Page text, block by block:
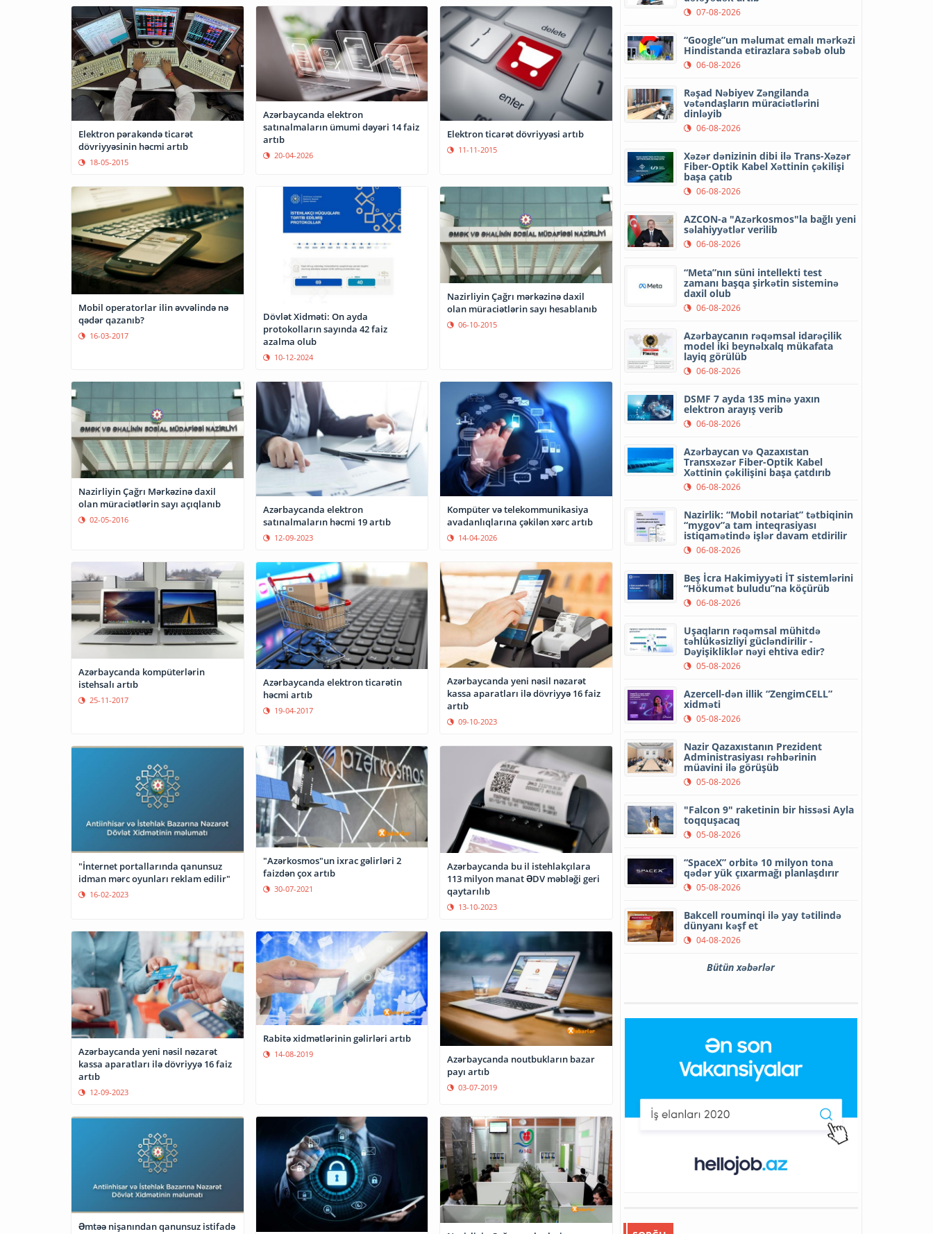
Elektron pərakəndə ticarət
dövriyyəsinin həcmi artıb
18-05-2015
Azərbaycanda elektron
satınalmaların ümumi dəyəri 14 faiz
artıb
20-04-2026
Elektron ticarət dövriyyəsi artıb
11-11-2015
Mobil operatorlar ilin əvvəlində nə
qədər qazanıb?
16-03-2017
Dövlət Xidməti: On ayda
protokolların sayında 42 faiz
azalma olub
10-12-2024
Nazirliyin Çağrı mərkəzinə daxil
olan müraciətlərin sayı hesablanıb
06-10-2015
Nazirliyin Çağrı Mərkəzinə daxil
olan müraciətlərin sayı açıqlanıb
02-05-2016
Azərbaycanda elektron
satınalmaların həcmi 19 artıb
12-09-2023
Kompüter və telekommunikasiya
avadanlıqlarına çəkilən xərc artıb
14-04-2026
Azərbaycanda kompüterlərin
istehsalı artıb
25-11-2017
Azərbaycanda elektron ticarətin
həcmi artıb
19-04-2017
Azərbaycanda yeni nəsil nəzarət
kassa aparatları ilə dövriyyə 16 faiz
artıb
09-10-2023
"İnternet portallarında qanunsuz
idman mərc oyunları reklam edilir"
16-02-2023
"Azərkosmos"un ixrac gəlirləri 2
faizdən çox artıb
30-07-2021
Azərbaycanda bu il istehlakçılara
113 milyon manat ƏDV məbləği geri
qaytarılıb
13-10-2023
Azərbaycanda yeni nəsil nəzarət
kassa aparatları ilə dövriyyə 16 faiz
artıb
12-09-2023
Rabitə xidmətlərinin gəlirləri artıb
14-08-2019
Azərbaycanda noutbukların bazar
payı artıb
03-07-2019
Əmtəə nişanından qanunsuz istifadə
07-08-2026
“Google”un məlumat emalı mərkəzi
Hindistanda etirazlara səbəb olub
06-08-2026
Rəşad Nəbiyev Zəngilanda
vətəndaşların müraciətlərini
dinləyib
06-08-2026
Xəzər dənizinin dibi ilə Trans-Xəzər
Fiber-Optik Kabel Xəttinin çəkilişi
başa çatıb
06-08-2026
AZCON-a "Azərkosmos"la bağlı yeni
səlahiyyətlər verilib
06-08-2026
“Meta”nın süni intellekti test
zamanı başqa şirkətin sisteminə
daxil olub
06-08-2026
Azərbaycanın rəqəmsal idarəçilik
model iki beynəlxalq mükafata
layiq görülüb
06-08-2026
DSMF 7 ayda 135 minə yaxın
elektron arayış verib
06-08-2026
Azərbaycan və Qazaxıstan
Transxəzər Fiber-Optik Kabel
Xəttinin çəkilişini başa çatdırıb
06-08-2026
Nazirlik: “Mobil notariat” tətbiqinin
“mygov”a tam inteqrasiyası
istiqamətində işlər davam etdirilir
06-08-2026
Beş İcra Hakimiyyəti İT sistemlərini
“Hökumət buludu”na köçürüb
06-08-2026
Uşaqların rəqəmsal mühitdə
təhlükəsizliyi gücləndirilir -
Dəyişikliklər nəyi ehtiva edir?
05-08-2026
Azercell-dən illik “ZengimCELL”
xidməti
05-08-2026
Nazir Qazaxıstanın Prezident
Administrasiyası rəhbərinin
müavini ilə görüşüb
05-08-2026
"Falcon 9" raketinin bir hissəsi Ayla
toqquşacaq
05-08-2026
“SpaceX” orbitə 10 milyon tona
qədər yük çıxarmağı planlaşdırır
05-08-2026
Bakcell rouminqi ilə yay tətilində
dünyanı kəşf et
04-08-2026
Bütün xəbərlər